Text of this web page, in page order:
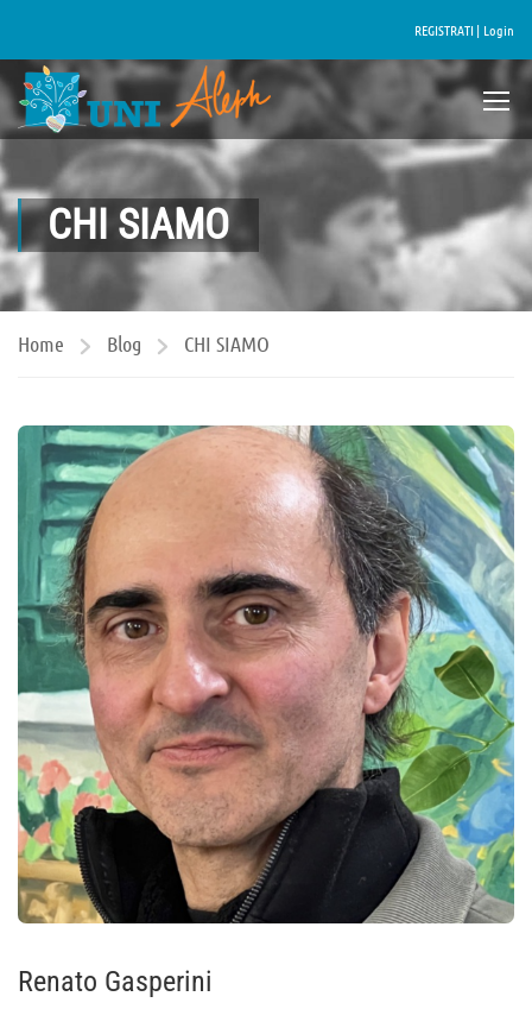
REGISTRATI | Login
CHI SIAMO
Home Blog CHI SIAMO
Renato Gasperini